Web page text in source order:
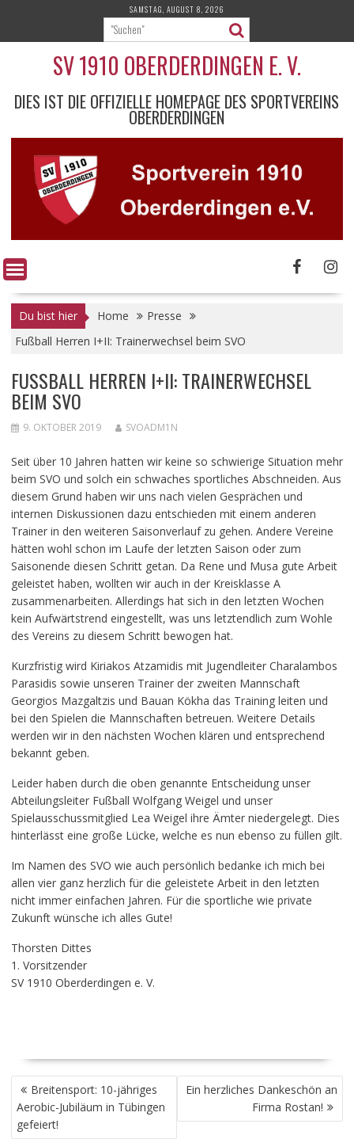
content
SAMSTAG, AUGUST 8, 2026
SV 1910 OBERDERDINGEN E. V.
DIES IST DIE OFFIZIELLE HOMEPAGE DES SPORTVEREINS
OBERDERDINGEN
Du bist hier Home
Presse
Fußball Herren I+II: Trainerwechsel beim SVO
FUSSBALL HERREN I+II: TRAINERWECHSEL B
EIM SVO
9. OKTOBER 2019 SVOADM1N
Seit über 10 Jahren hatten wir keine so schwierige Situation mehr
beim SVO und solch ein schwaches sportliches Abschneiden. Aus
diesem Grund haben wir uns nach vielen Gesprächen und
internen Diskussionen dazu entschieden mit einem anderen
Trainer in den weiteren Saisonverlauf zu gehen. Andere Vereine
hätten wohl schon im Laufe der letzten Saison oder zum
Saisonende diesen Schritt getan. Da Rene und Musa gute Arbeit
geleistet haben, wollten wir auch in der Kreisklasse A
zusammenarbeiten. Allerdings hat sich in den letzten Wochen
kein Aufwärtstrend eingestellt, was uns letztendlich zum Wohle
des Vereins zu diesem Schritt bewogen hat.
Kurzfristig wird Kiriakos Atzamidis mit Jugendleiter Charalambos
Parasidis sowie unseren Trainer der zweiten Mannschaft
Georgios Mazgaltzis und Bauan Kökha das Training leiten und
bei den Spielen die Mannschaften betreuen. Weitere Details
werden wir in den nächsten Wochen klären und entsprechend
bekannt geben.
Leider haben durch die oben genannte Entscheidung unser
Abteilungsleiter Fußball Wolfgang Weigel und unser
Spielausschussmitglied Lea Weigel ihre Ämter niedergelegt. Dies
hinterlässt eine große Lücke, welche es nun ebenso zu füllen gilt.
Im Namen des SVO wie auch persönlich bedanke ich mich bei
allen vier ganz herzlich für die geleistete Arbeit in den letzten
nicht immer einfachen Jahren. Für die sportliche wie private
Zukunft wünsche ich alles Gute!
Thorsten Dittes
1. Vorsitzender
SV 1910 Oberderdingen e. V.
BEITRAGSNAVIGATION
Breitensport: 10-jähriges
Aerobic-Jubiläum in Tübingen
gefeiert!
Ein herzliches Dankeschön an
Firma Rostan!